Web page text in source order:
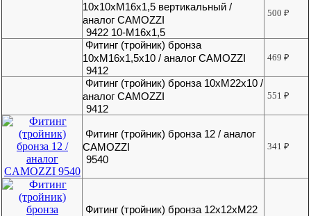
10х10хМ16х1,5 вертикальный /
аналог CAMOZZI
9422 10-М16х1,5
500₽
Фитинг (тройник) бронза
10хМ16х1,5х10 / аналог CAMOZZI
9412
469₽
Фитинг (тройник) бронза 10хМ22х10 /
аналог CAMOZZI
9412
551₽
Фитинг (тройник) бронза 12 / аналог
CAMOZZI
9540
341₽
Фитинг (тройник) бронза 12х12хМ22